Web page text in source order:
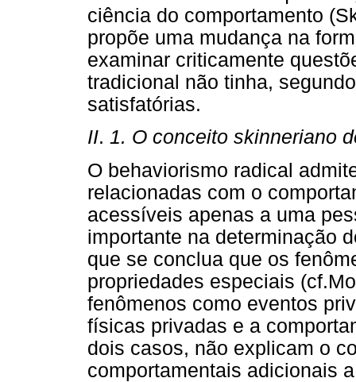
ciência do comportamento
propõe uma mudança na
examinar criticamente
tradicional não tinha,
satisfatórias.
II. 1. O conceito skinneriano
O behaviorismo radical
relacionadas com o
acessíveis apenas a uma
importante na determinação
que se conclua que os
propriedades especiais
fenômenos como eventos
físicas privadas e a
dois casos, não explicam o
comportamentais adicionais